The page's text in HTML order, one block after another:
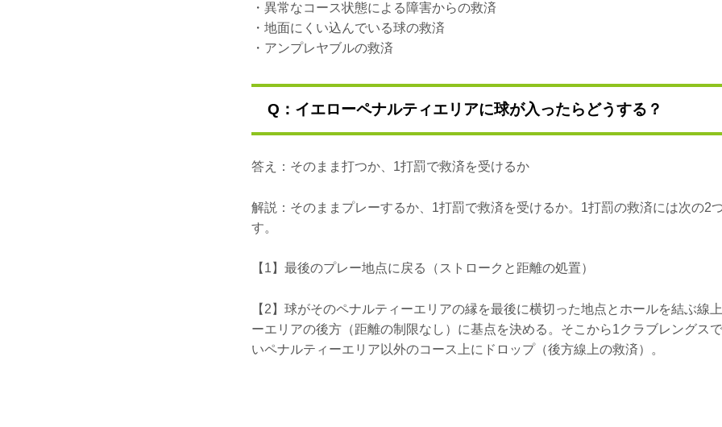
・異常なコース状態による障害からの救済
・地面にくい込んでいる球の救済
・アンプレヤブルの救済
Q：イエローペナルティエリアに球が入ったらどうする？
答え：そのまま打つか、1打罰で救済を受けるか
解説：そのままプレーするか、1打罰で救済を受けるか。1打罰の救済には次の2
す。
【1】最後のプレー地点に戻る（ストロークと距離の処置）
【2】球がそのペナルティーエリアの縁を最後に横切った地点とホールを結ぶ線
ーエリアの後方（距離の制限なし）に基点を決める。そこから1クラブレングス
いペナルティーエリア以外のコース上にドロップ（後方線上の救済）。